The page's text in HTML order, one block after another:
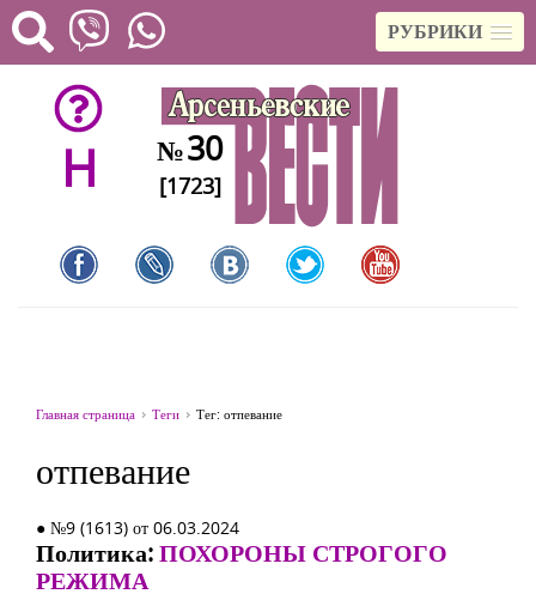
РУБРИКИ
H №30
[1723]
Главная страница Теги Тег: отпевание
отпевание
● №9 (1613) от 06.03.2024
Политика:ПОХОРОНЫ СТРОГОГО
РЕЖИМА